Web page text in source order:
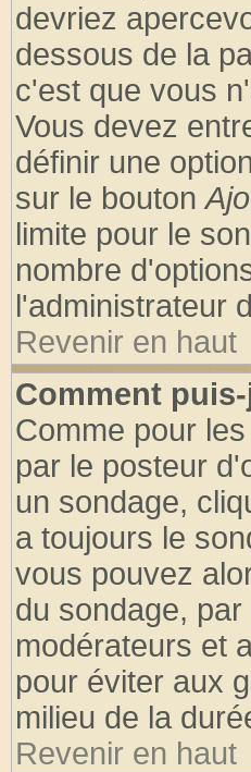
devriez
dessous de la
c'est que vous
Vous devez
définir une
sur le bouton
limite pour le
nombre
l'administrateur
Revenir en haut
Comment
Comme pour
par le posteur
un sondage,
a toujours le
vous pouvez
du sondage,
modérateurs et
pour éviter aux
milieu de la
Revenir en haut